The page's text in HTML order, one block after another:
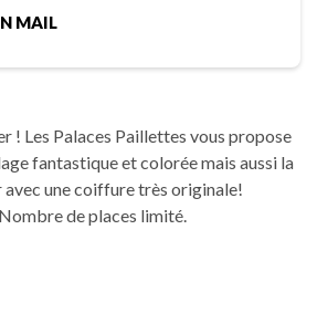
MAIL
! Les Palaces Paillettes vous propose
fantastique et colorée mais aussi la
une coiffure très originale!
de places limité.